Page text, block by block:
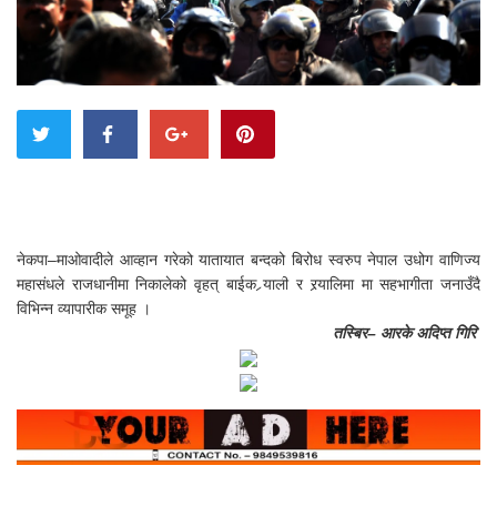
नेकपा–माओवादीले आव्हान गरेको यातायात बन्दको बिरोध स्वरुप नेपाल उधोग वाणिज्य
महासंधले राजधानीमा निकालेको वृहत् बाईक र्‍याली र रर्‍यालिमा मा सहभागीता जनाउँदै
विभिन्न व्यापारीक समूह ।
तस्बिर– आरके अदिप्त गिरि